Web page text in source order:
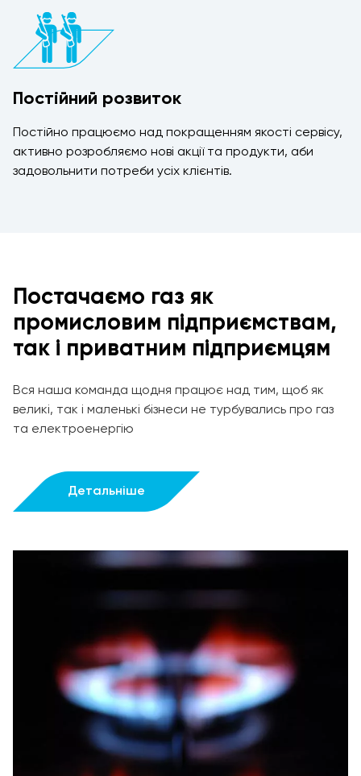
Постійний розвиток
Постійно працюємо над покращенням якості сервісу,
активно розробляємо нові акції та продукти, аби
задовольнити потреби усіх клієнтів.
Постачаємо газ як
промисловим підприємствам,
так і приватним підприємцям
Вся наша команда щодня працює над тим, щоб як
великі, так і маленькі бізнеси не турбувались про газ
та електроенергію
Детальніше